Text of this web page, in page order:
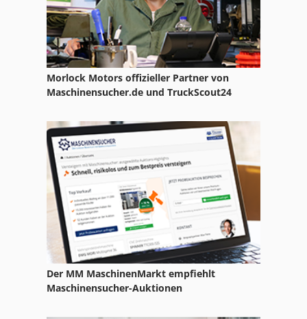
Tur 560
Morlock Motors offizieller Partner von
Maschinensucher.de und TruckScout24
Der MM MaschinenMarkt empfiehlt
Maschinensucher-Auktionen